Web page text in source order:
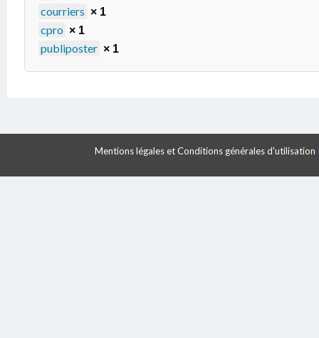
courriers × 1
cpro × 1
publiposter × 1
Mentions légales et Conditions générales d'utilisation